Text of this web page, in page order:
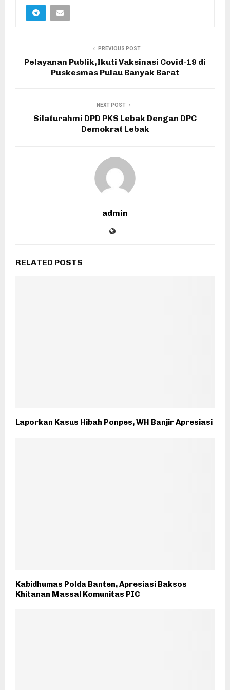
PREVIOUS POST
Pelayanan Publik,Ikuti Vaksinasi Covid-19 di
Puskesmas Pulau Banyak Barat
NEXT POST
Silaturahmi DPD PKS Lebak Dengan DPC
Demokrat Lebak
admin
RELATED POSTS
Laporkan Kasus Hibah Ponpes, WH Banjir Apresiasi
Kabidhumas Polda Banten, Apresiasi Baksos
Khitanan Massal Komunitas PIC